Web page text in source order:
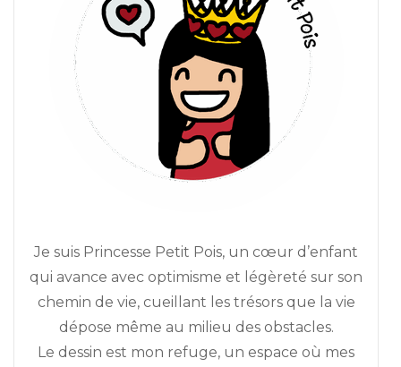
Je suis Princesse Petit Pois, un cœur d’enfant
qui avance avec optimisme et légèreté sur son
chemin de vie, cueillant les trésors que la vie
dépose même au milieu des obstacles.
Le dessin est mon refuge, un espace où mes